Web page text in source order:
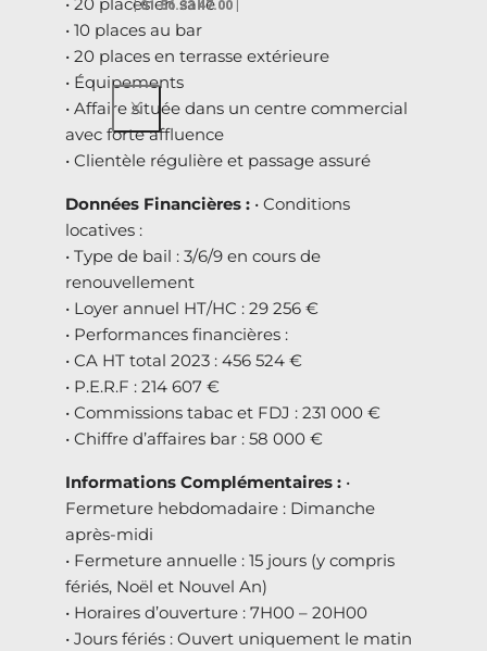
| 01.56.33 47.00 |
X
• 10 places au bar
• 20 places en terrasse extérieure
• Équipements
• Affaire située dans un centre commercial
avec forte affluence
• Clientèle régulière et passage assuré
Données Financières : • Conditions
locatives :
• Type de bail : 3/6/9 en cours de
renouvellement
• Loyer annuel HT/HC : 29 256 €
• Performances financières :
• CA HT total 2023 : 456 524 €
• P.E.R.F : 214 607 €
• Commissions tabac et FDJ : 231 000 €
• Chiffre d’affaires bar : 58 000 €
Informations Complémentaires : •
Fermeture hebdomadaire : Dimanche
après-midi
• Fermeture annuelle : 15 jours (y compris
fériés, Noël et Nouvel An)
• Horaires d’ouverture : 7H00 – 20H00
• Jours fériés : Ouvert uniquement le matin